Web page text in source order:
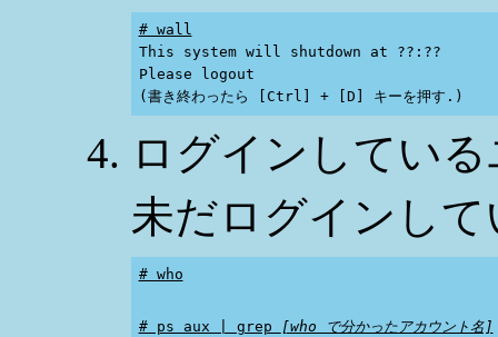
# wall
This system will shutdown at ??:??
Please logout
ログインしてい
未だログインし
# who
# ps aux | grep [who で分かったアカウント名]